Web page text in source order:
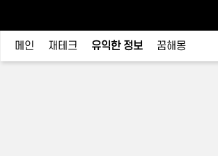
메인 재테크 유익한 정보 꿈해몽